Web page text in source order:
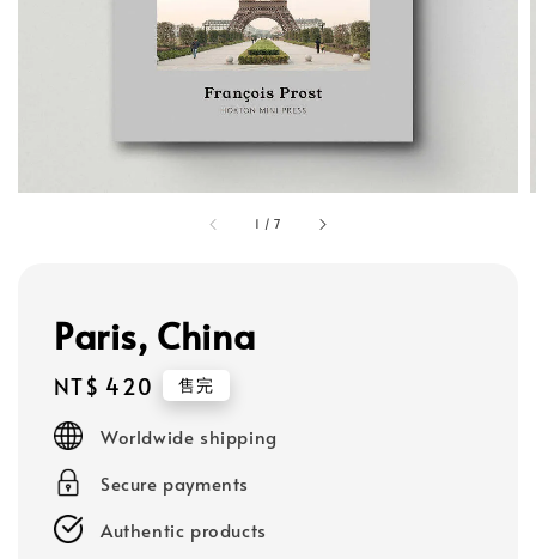
1 /7
Paris, China
Regular
price
NT$ 420 售完
Worldwide shipping
Secure payments
Authentic products